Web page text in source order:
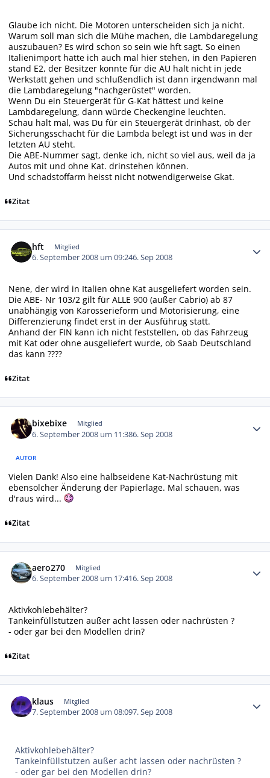
Glaube ich nicht. Die Motoren unterscheiden sich ja nicht.
Warum soll man sich die Mühe machen, die Lambdaregelung
auszubauen? Es wird schon so sein wie hft sagt. So einen
Italienimport hatte ich auch mal hier stehen, in den Papieren
stand E2, der Besitzer konnte für die AU halt nicht in jede
Werkstatt gehen und schlußendlich ist dann irgendwann mal
die Lambdaregelung "nachgerüstet" worden.
Wenn Du ein Steuergerät für G-Kat hättest und keine
Lambdaregelung, dann würde Checkengine leuchten.
Schau halt mal, was Du für ein Steuergerät drinhast, ob der
Sicherungsschacht für die Lambda belegt ist und was in der
letzten AU steht.
Die ABE-Nummer sagt, denke ich, nicht so viel aus, weil da ja
Autos mit und ohne Kat. drinstehen können.
Und schadstoffarm heisst nicht notwendigerweise Gkat.
Zitat
hft Mitglied
6. September 2008 um 09:246. Sep 2008
Nene, der wird in Italien ohne Kat ausgeliefert worden sein.
Die ABE- Nr 103/2 gilt für ALLE 900 (außer Cabrio) ab 87
unabhängig von Karosserieform und Motorisierung, eine
Differenzierung findet erst in der Ausführug statt.
Anhand der FIN kann ich nicht feststellen, ob das Fahrzeug
mit Kat oder ohne ausgeliefert wurde, ob Saab Deutschland
das kann ????
Zitat
bixebixe Mitglied
6. September 2008 um 11:386. Sep 2008
AUTOR
Vielen Dank! Also eine halbseidene Kat-Nachrüstung mit
ebensolcher Änderung der Papierlage. Mal schauen, was
d'raus wird...
Zitat
aero270 Mitglied
6. September 2008 um 17:416. Sep 2008
Aktivkohlebehälter?
Tankeinfüllstutzen außer acht lassen oder nachrüsten ?
- oder gar bei den Modellen drin?
Zitat
klaus Mitglied
7. September 2008 um 08:097. Sep 2008
Aktivkohlebehälter?
Tankeinfüllstutzen außer acht lassen oder nachrüsten ?
- oder gar bei den Modellen drin?